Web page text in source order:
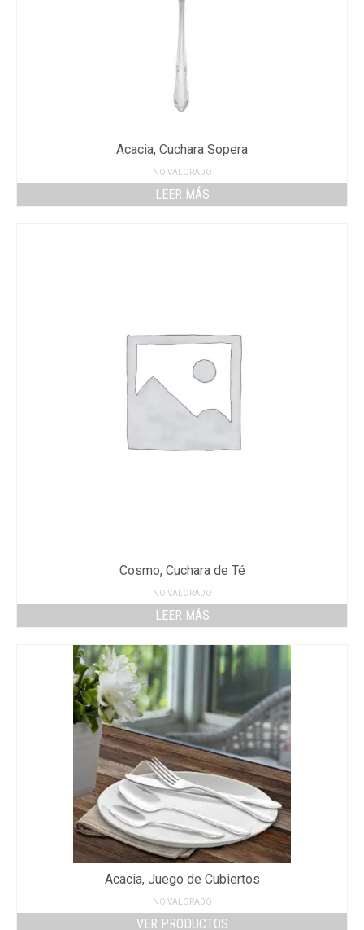
Acacia, Cuchara Sopera
NO VALORADO
LEER MÁS
Cosmo, Cuchara de Té
NO VALORADO
LEER MÁS
Acacia, Juego de Cubiertos
NO VALORADO
VER PRODUCTOS